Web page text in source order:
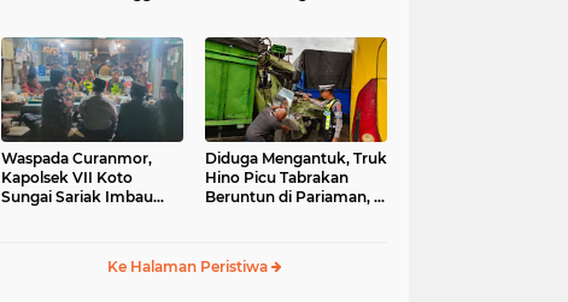
Waspada Curanmor,
Kapolsek VII Koto
Sungai Sariak Imbau
Diduga Mengantuk, Truk
Hino Picu Tabrakan
Beruntun di Pariaman, 5
Ke Halaman Peristiwa